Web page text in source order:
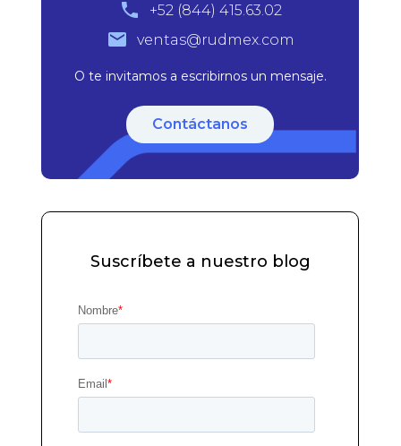
+52 (844) 415.63.02
ventas@rudmex.com
O te invitamos a escribirnos un mensaje.
Contáctanos
Suscríbete a nuestro blog